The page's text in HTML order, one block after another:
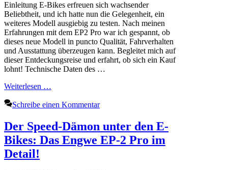
Einleitung E-Bikes erfreuen sich wachsender
Beliebtheit, und ich hatte nun die Gelegenheit, ein
weiteres Modell ausgiebig zu testen. Nach meinen
Erfahrungen mit dem EP2 Pro war ich gespannt, ob
dieses neue Modell in puncto Qualität, Fahrverhalten
und Ausstattung überzeugen kann. Begleitet mich auf
dieser Entdeckungsreise und erfahrt, ob sich ein Kauf
lohnt! Technische Daten des …
Weiterlesen …
Schreibe einen Kommentar
Der Speed-Dämon unter den E-
Bikes: Das Engwe EP-2 Pro im
Detail!